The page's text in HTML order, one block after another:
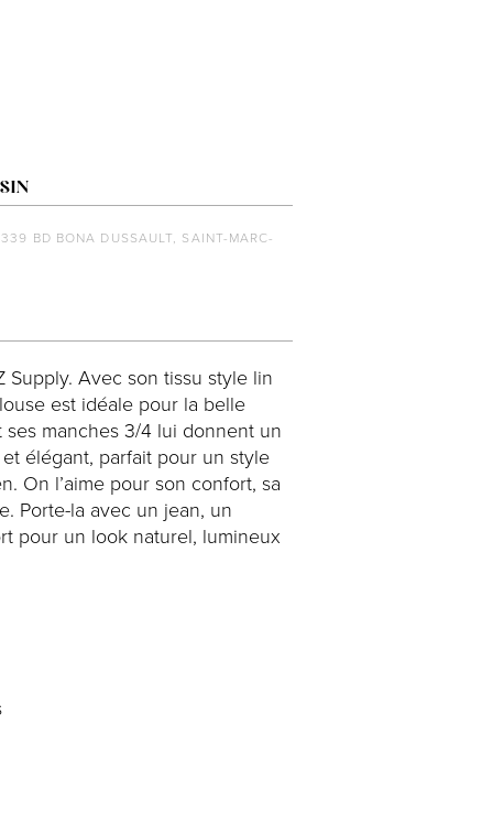
BD BONA DUSSAULT, SAINT-MARC-
Supply. Avec son tissu style lin
est idéale pour la belle
manches 3/4 lui donnent un
élégant, parfait pour un style
On l’aime pour son confort, sa
Porte-la avec un jean, un
pour un look naturel, lumineux